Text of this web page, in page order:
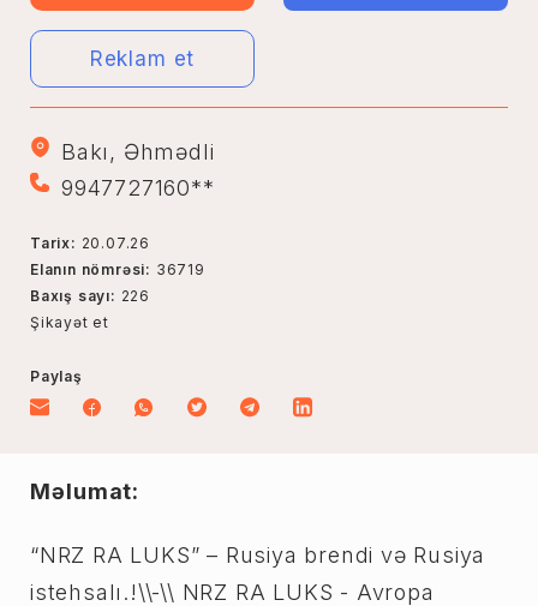
Reklam et
Bakı, Əhmədli
9947727160**
Tarix: 20.07.26
Elanın nömrəsi: 36719
Baxış sayı: 226
Şikayət et
Paylaş
Məlumat:
“NRZ RA LUKS” – Rusiya brendi və Rusiya
istehsalı.!\\-\\ NRZ RA LUKS - Avropa